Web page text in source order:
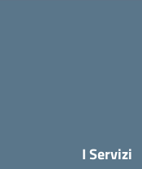
I Servizi